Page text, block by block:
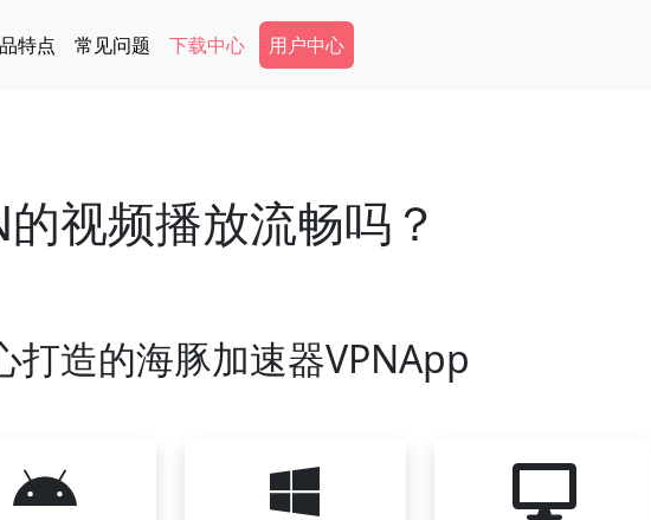
特点 常见问题 下载中心 Secondary Menu
用户中心
视频播放流畅吗？
打造的海豚加速器VPNApp